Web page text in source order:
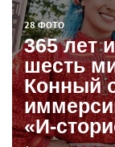
28 ФОТО
365 лет
шесть
Конный
«И-